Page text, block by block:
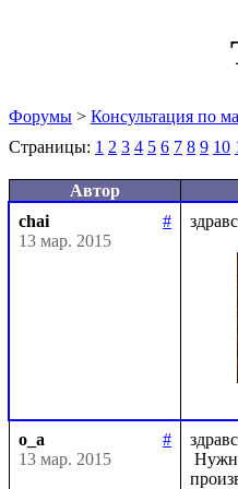
Форумы > Консультация по
Страницы: 1 2 3 4 5 6 7 8 9 10
Автор
chai
#
13 мар. 2015
o_a
#
13 мар. 2015